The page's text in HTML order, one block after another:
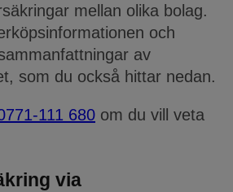
mellan olika bolag.
och
av
som du också hittar nedan.
111 680 om du vill veta
via